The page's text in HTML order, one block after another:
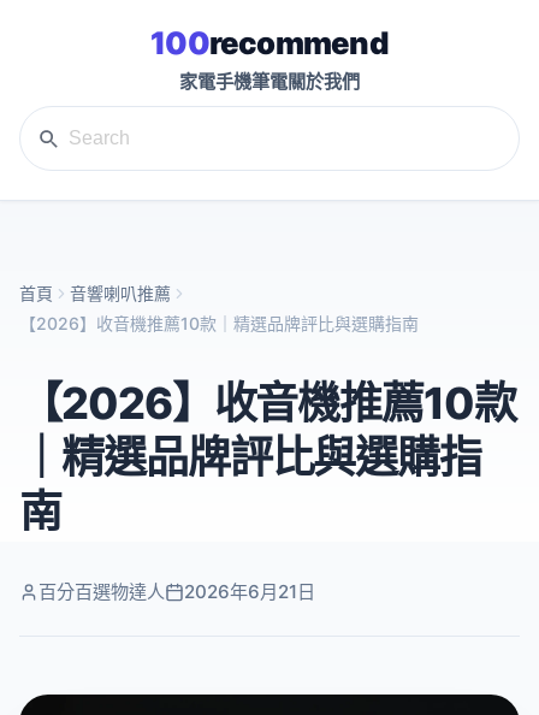
100recommend
家電手機筆電關於我們
首頁
音響喇叭推薦
【2026】收音機推薦10款｜精選品牌評比與選購指南
【2026】收音機推薦10款
｜精選品牌評比與選購指
南
百分百選物達人 2026年6月21日